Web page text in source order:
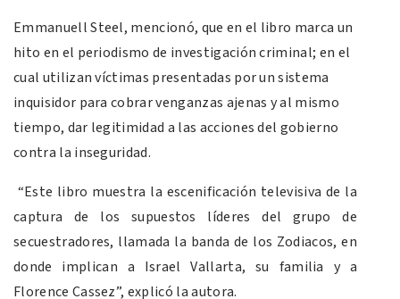
Emmanuell Steel, mencionó, que en el libro marca un
hito en el periodismo de investigación criminal; en el
cual utilizan víctimas presentadas por un sistema
inquisidor para cobrar venganzas ajenas y al mismo
tiempo, dar legitimidad a las acciones del gobierno
contra la inseguridad.
“Este libro muestra la escenificación televisiva de la
captura de los supuestos líderes del grupo de
secuestradores, llamada la banda de los Zodiacos, en
donde implican a Israel Vallarta, su familia y a
Florence Cassez”, explicó la autora.